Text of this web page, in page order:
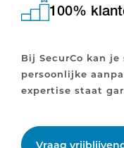
100%
Bij SecurCo kan
persoonlijke
expertise staat
Vraag